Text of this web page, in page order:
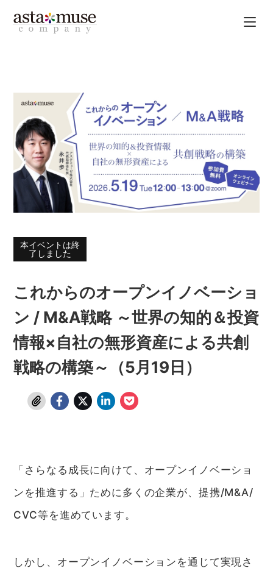
本イベントは終
了しました
これからのオープンイノベーショ
ン / M&A戦略 ～世界の知的＆投資
情報×自社の無形資産による共創
戦略の構築～（5月19日）
「さらなる成長に向けて、オープンイノベーショ
ンを推進する」ために多くの企業が、提携/M&A/
CVC等を進めています。
しかし、オープンイノベーションを通じて実現さ